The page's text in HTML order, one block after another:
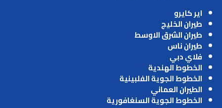
اير كايرو
طيران الخليج
طيران الشرق الاوسط
طيران ناس
فلاي دبي
الخطوط الهندية
الخطوط الجوية الفلبينية
الطيران العماني
الخطوط الجوية السنغافورية